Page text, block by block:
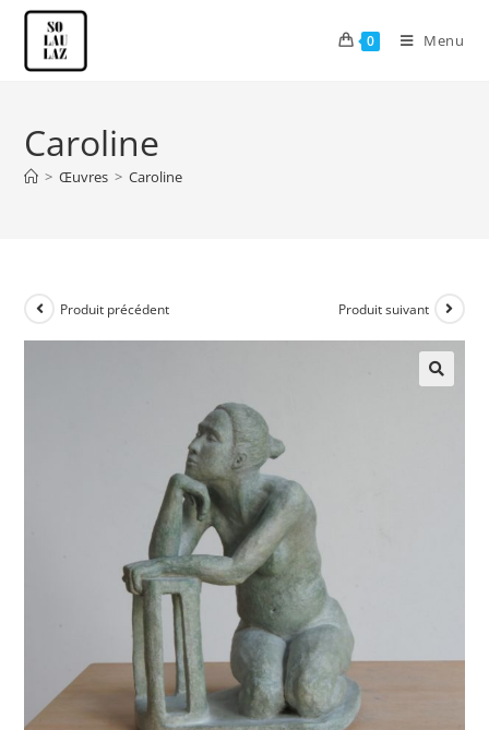
0 Menu
Caroline
> Œuvres > Caroline
Produit précédent Produit suivant